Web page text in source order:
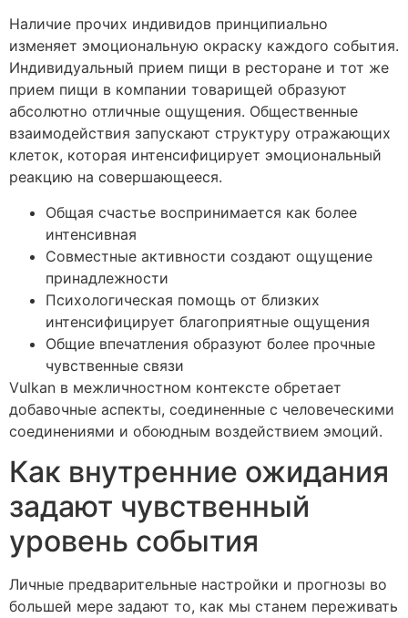
Наличие прочих индивидов принципиально
изменяет эмоциональную окраску каждого события.
Индивидуальный прием пищи в ресторане и тот же
прием пищи в компании товарищей образуют
абсолютно отличные ощущения. Общественные
взаимодействия запускают структуру отражающих
клеток, которая интенсифицирует эмоциональный
реакцию на совершающееся.
Общая счастье воспринимается как более
интенсивная
Совместные активности создают ощущение
принадлежности
Психологическая помощь от близких
интенсифицирует благоприятные ощущения
Общие впечатления образуют более прочные
чувственные связи
Vulkan в межличностном контексте обретает
добавочные аспекты, соединенные с человеческими
соединениями и обоюдным воздействием эмоций.
Как внутренние ожидания
задают чувственный
уровень события
Личные предварительные настройки и прогнозы во
большей мере задают то, как мы станем переживать